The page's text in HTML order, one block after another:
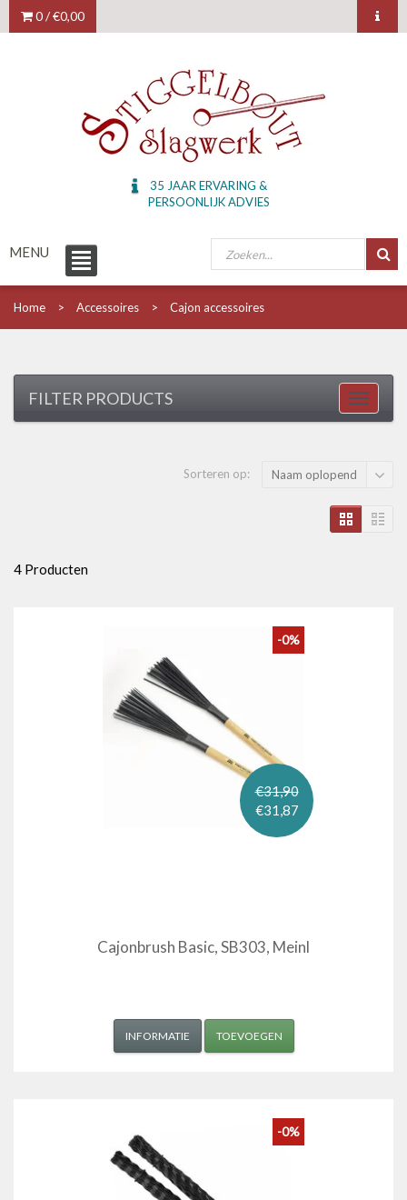
0 /€0,00
35 JAAR ERVARING &
PERSOONLIJK ADVIES
MENU
Home Accessoires Cajon accessoires
FILTER PRODUCTS
Sorteren op: Naam oplopend
4 Producten
€31,90
€31,87
-0%
Cajonbrush Basic, SB303, Meinl
INFORMATIE TOEVOEGEN
-0%